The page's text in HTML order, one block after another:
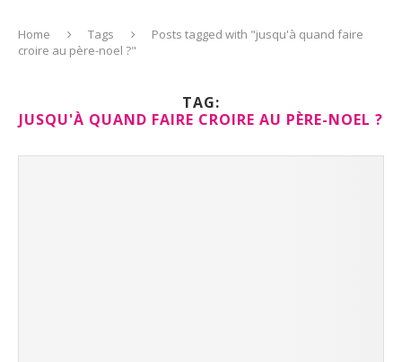
Home Tags
Posts tagged with "jusqu'à quand faire
croire au père-noel ?"
TAG:
JUSQU'À QUAND FAIRE CROIRE AU PÈRE-NOEL ?